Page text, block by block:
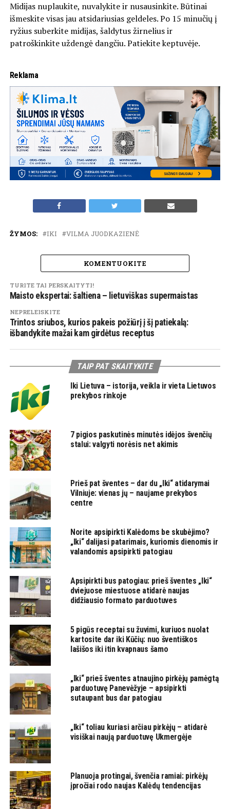
Midijas nuplaukite, nuvalykite ir nusausinkite. Būtinai
išmeskite visas jau atsidariusias geldeles. Po 15 minučių į
ryžius suberkite midijas, šaldytus žirnelius ir
patroškinkite uždengė dangčiu. Patiekite keptuvėje.
Reklama
ŽYMOS: IKI VILMA JUODKAZIENĖ
KOMENTUOKITE
TURITE TAI PERSKAITYTI!
Maisto ekspertai: šaltiena – lietuviškas supermaistas
NEPRELEISKITE
Trintos sriubos, kurios pakeis požiūrį į šį patiekalą:
išbandykite mažai kam girdėtus receptus
TAIP PAT SKAITYKITE
Iki Lietuva – istorija, veikla ir vieta Lietuvos
prekybos rinkoje
7 pigios paskutinės minutės idėjos švenčių
stalui: valgyti norėsis net akimis
Prieš pat šventes – dar du „Iki“ atidarymai
Vilniuje: vienas jų – naujame prekybos
centre
Norite apsipirkti Kalėdoms be skubėjimo?
„Iki“ dalijasi patarimais, kuriomis dienomis ir
valandomis apsipirkti patogiau
Apsipirkti bus patogiau: prieš šventes „Iki“
dviejuose miestuose atidarė naujas
didžiausio formato parduotuves
5 pigūs receptai su žuvimi, kuriuos nuolat
kartosite dar iki Kūčių: nuo šventiškos
lašišos iki itin kvapnaus šamo
„Iki“ prieš šventes atnaujino pirkėjų pamėgtą
parduotuvę Panevėžyje – apsipirkti
sutaupant bus dar patogiau
„Iki“ toliau kuriasi arčiau pirkėjų – atidarė
visiškai naują parduotuvę Ukmergėje
Planuoja protingai, švenčia ramiai: pirkėjų
įpročiai rodo naujas Kalėdų tendencijas